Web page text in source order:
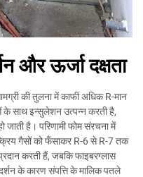
और ऊर्जा दक्षता
की तुलना में काफी अधिक R-मान
के साथ इन्सुलेशन उत्पन्न करती है,
जाती है। परिणामी फोम संरचना में
गैसों को फँसाकर R-6 से R-7 तक
करती हैं, जबकि फाइबरग्लास
के कारण संपत्ति के मालिक पतले